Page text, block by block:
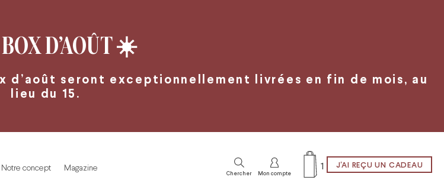
D’AOÛT☀️
d’août seront exceptionnellement livrées en fin de mois, au
lieu du 15.
Notre concept Magazine J'AI REÇU UN CADEAU
Chercher Mon compte
1